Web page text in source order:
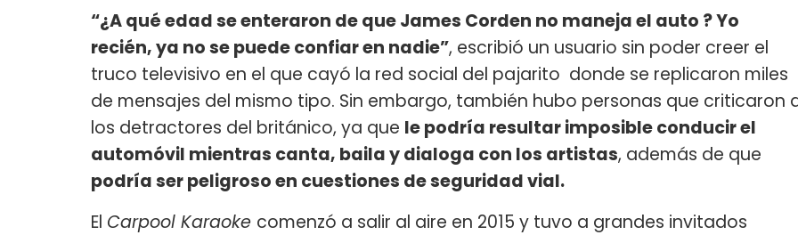
“¿A qué edad se enteraron de que James Corden no maneja el auto ? Yo
recién, ya no se puede confiar en nadie”, escribió un usuario sin poder creer el
truco televisivo en el que cayó la red social del pajarito donde se replicaron miles
de mensajes del mismo tipo. Sin embargo, también hubo personas que criticaron
los detractores del británico, ya que le podría resultar imposible conducir el
automóvil mientras canta, baila y dialoga con los artistas, además de que
podría ser peligroso en cuestiones de seguridad vial.
El Carpool Karaoke comenzó a salir al aire en 2015 y tuvo a grandes invitados